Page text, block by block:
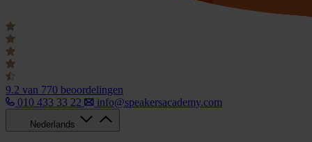
9.2 van 770 beoordelingen
010 433 33 22
info@speakersacademy.com
Nederlands